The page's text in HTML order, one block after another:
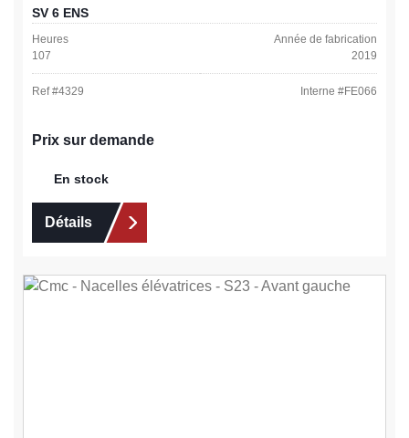
SV 6 ENS
Heures
107
Année de fabrication
2019
Ref #4329 Interne #FE066
Prix sur demande
En stock
Détails